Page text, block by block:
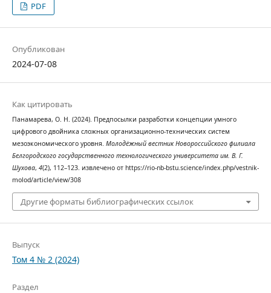
PDF
Опубликован
2024-07-08
Как цитировать
Панамарева, О. Н. (2024). Предпосылки разработки концепции умного
цифрового двойника сложных организационно-технических систем
мезоэкономического уровня. Молодёжный вестник Новороссийского филиала
Белгородского государственного технологического университета им. В. Г.
Шухова, 4(2), 112–123. извлечено от https://rio-nb-bstu.science/index.php/vestnik-
molod/article/view/308
Другие форматы библиографических ссылок
Выпуск
Том 4 № 2 (2024)
Раздел